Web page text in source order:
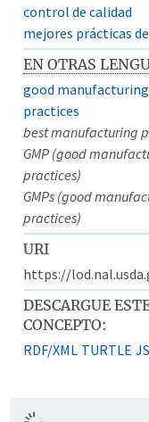
control de calidad
mejores prácticas
EN OTRAS
good manufacturing
practices
best manufacturing
GMP (good
practices)
GMPs (good
practices)
URI
https://
DESCARGUE
CONCEPTO:
RDF/XML TURTLE